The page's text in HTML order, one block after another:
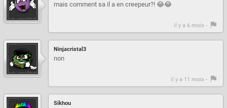
mais comment sa il a en creepeur?! 😂😂
il y a 6 mois -
Ninjacristal3
non
il y a 11 mois -
Sikhou